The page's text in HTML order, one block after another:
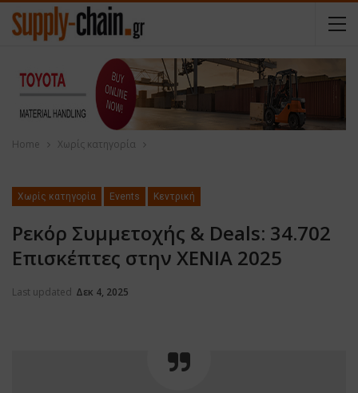
Home Χωρίς κατηγορία
Χωρίς κατηγορία Events Κεντρική
Ρεκόρ Συμμετοχής & Deals: 34.702
Επισκέπτες στην XENIA 2025
Last updated Δεκ 4, 2025